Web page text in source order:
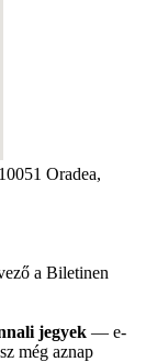
Oradea,
a Biletinen
jegyek — e-
még aznap